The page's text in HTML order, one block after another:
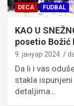
DECA FUDBAL
KAO U
posetio Božić
9. јануар 2024.
Da li i vas
stakla
detaljima…